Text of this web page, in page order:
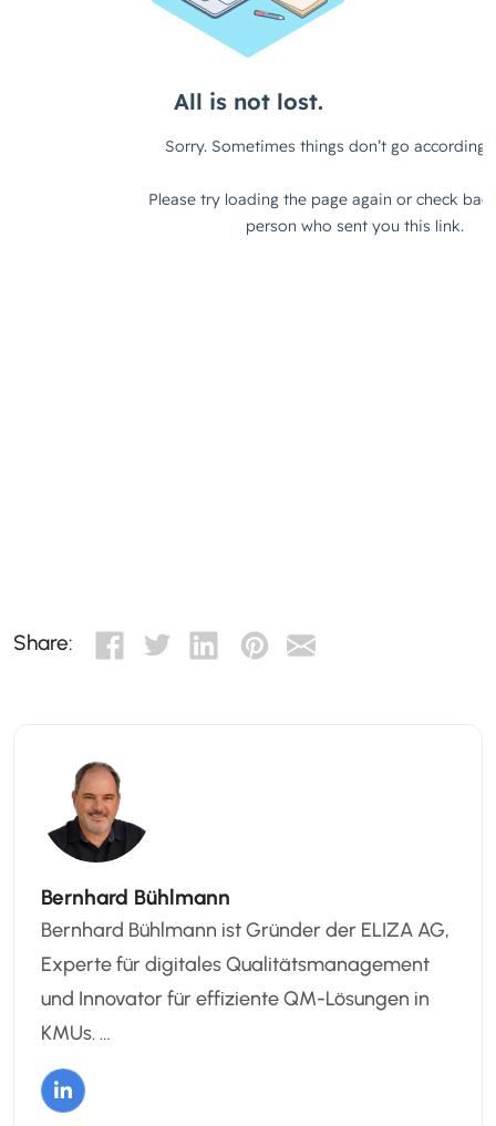
Share:
Bernhard Bühlmann
Bernhard Bühlmann ist Gründer der ELIZA AG,
Experte für digitales Qualitätsmanagement
und Innovator für effiziente QM-Lösungen in
KMUs. …